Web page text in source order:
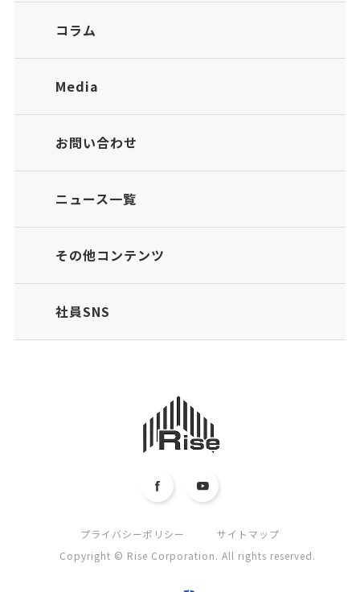
コラム
Media
お問い合わせ
ニュース一覧
その他コンテンツ
社員SNS
プライバシーポリシー
サイトマップ
Copyright © Rise Corporation. All rights reserved.